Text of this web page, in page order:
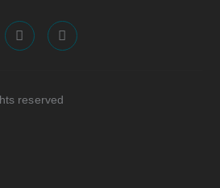
on our facebook page: https://
us on our linkedin page:
us on our
screenreader.visit us on our x
screenreader.visit us on
reserved